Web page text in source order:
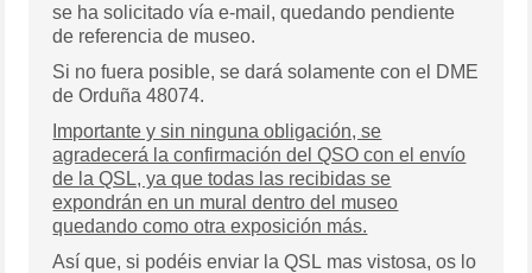
se ha solicitado vía e-mail, quedando pendiente
de referencia de museo.
Si no fuera posible, se dará solamente con el DME
de Orduña 48074.
Importante y sin ninguna obligación, se
agradecerá la confirmación del QSO con el envío
de la QSL, ya que todas las recibidas se
expondrán en un mural dentro del museo
quedando como otra exposición más.
Así que, si podéis enviar la QSL mas vistosa, os lo